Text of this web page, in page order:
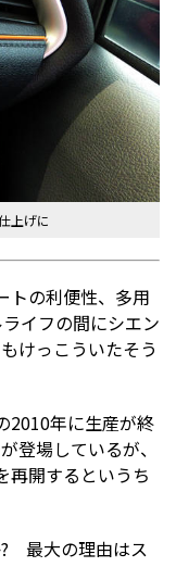
上げに
トの利便性、多用
イフの間にシエン
けっこういたそう
2010年に生産が終
登場しているが、
再開するというち
最大の理由はス